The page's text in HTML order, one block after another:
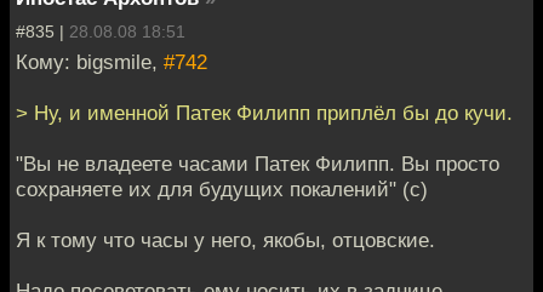
#835 | 28.08.08 18:51
Кому: bigsmile, #742
> Ну, и именной Патек Филипп приплёл бы до кучи.
"Вы не владеете часами Патек Филипп. Вы просто
сохраняете их для будущих покалений" (с)
Я к тому что часы у него, якобы, отцовские.